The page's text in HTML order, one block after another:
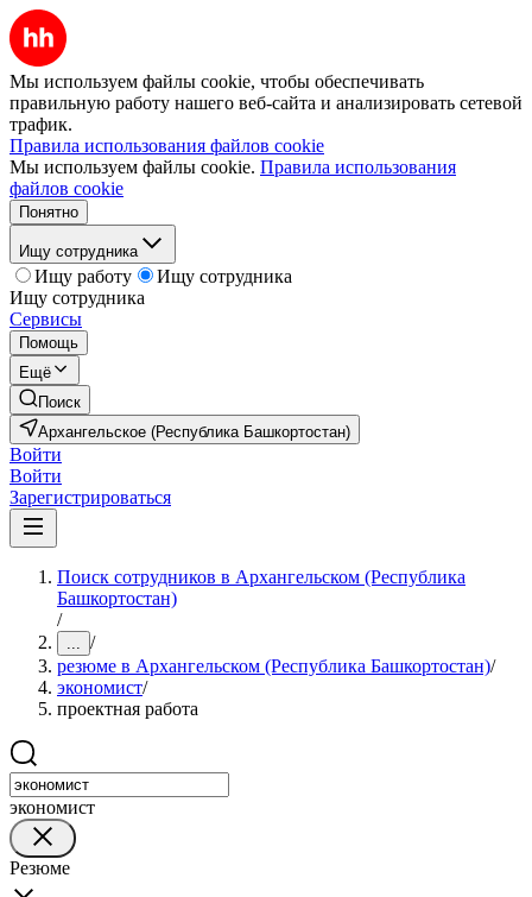
Мы используем файлы cookie, чтобы обеспечивать
правильную работу нашего веб-сайта и анализировать сетевой
трафик.
Правила использования файлов cookie
Мы используем файлы cookie. Правила использования
файлов cookie
Понятно
Ищу сотрудника
Ищу работу
Ищу сотрудника
Ищу сотрудника
Сервисы
Помощь
Ещё
Поиск
Архангельское (Республика Башкортостан)
Войти
Войти
Зарегистрироваться
Поиск сотрудников в Архангельском (Республика
Башкортостан)
/
... /
резюме в Архангельском (Республика Башкортостан)/
экономист/
проектная работа
экономист
Резюме